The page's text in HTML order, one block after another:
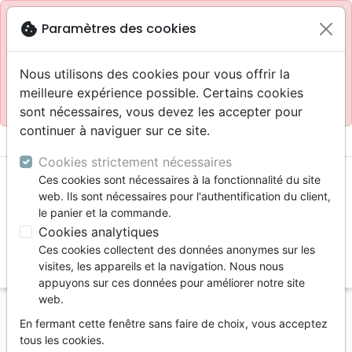
blockSite réservé aux professionnels
Accès pour les professionnels : Se connecter
Site pour le grand public : La Maison de la Bible
menu
Vous ne pouvez pas créer de nouvelle commande
depuis votre pays (United States).
cookie Paramètres des cookies
Nous utilisons des cookies pour vous offrir la
meilleure expérience possible. Certains cookies
sont nécessaires, vous devez les accepter pour
continuer à naviguer sur ce site.
Cookies strictement nécessaires
Ces cookies sont nécessaires à la fonctionnalité du site
web. Ils sont nécessaires pour l'authentification du client,
le panier et la commande.
Cookies analytiques
Ces cookies collectent des données anonymes sur les
visites, les appareils et la navigation. Nous nous
appuyons sur ces données pour améliorer notre site
web.
En fermant cette fenêtre sans faire de choix, vous acceptez
tous les cookies.